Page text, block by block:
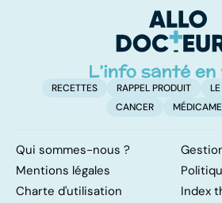
RECETTES RAPPEL PRODUIT
CANCER
Qui sommes-nous ?
Mentions légales
Charte d'utilisation
Index